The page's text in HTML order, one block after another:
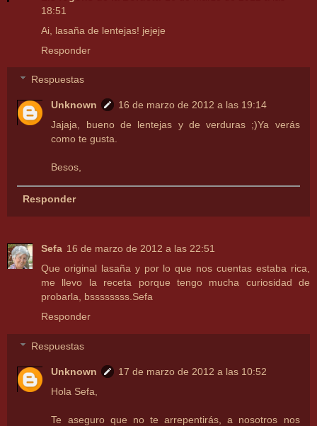
18:51
Ai, lasaña de lentejas! jejeje
Responder
Respuestas
Unknown
16 de marzo de 2012 a las 19:14
Jajaja, bueno de lentejas y de verduras ;)Ya verás
como te gusta.
Besos,
Responder
Sefa 16 de marzo de 2012 a las 22:51
Que original lasaña y por lo que nos cuentas estaba rica,
me llevo la receta porque tengo mucha curiosidad de
probarla, bssssssss.Sefa
Responder
Respuestas
Unknown
17 de marzo de 2012 a las 10:52
Hola Sefa,
Te aseguro que no te arrepentirás, a nosotros nos